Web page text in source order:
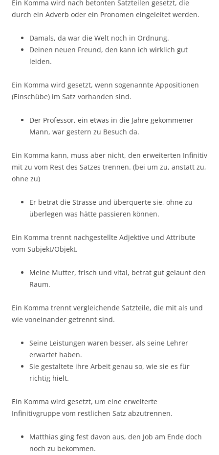
Ein Komma wird nach betonten Satzteilen gesetzt, die
durch ein Adverb oder ein Pronomen eingeleitet werden.
Damals, da war die Welt noch in Ordnung.
Deinen neuen Freund, den kann ich wirklich gut
leiden.
Ein Komma wird gesetzt, wenn sogenannte Appositionen
(Einschübe) im Satz vorhanden sind.
Der Professor, ein etwas in die Jahre gekommener
Mann, war gestern zu Besuch da.
Ein Komma kann, muss aber nicht, den erweiterten Infinitiv
mit zu vom Rest des Satzes trennen. (bei um zu, anstatt zu,
ohne zu)
Er betrat die Strasse und überquerte sie, ohne zu
überlegen was hätte passieren können.
Ein Komma trennt nachgestellte Adjektive und Attribute
vom Subjekt/Objekt.
Meine Mutter, frisch und vital, betrat gut gelaunt den
Raum.
Ein Komma trennt vergleichende Satzteile, die mit als und
wie voneinander getrennt sind.
Seine Leistungen waren besser, als seine Lehrer
erwartet haben.
Sie gestaltete ihre Arbeit genau so, wie sie es für
richtig hielt.
Ein Komma wird gesetzt, um eine erweiterte
Infinitivgruppe vom restlichen Satz abzutrennen.
Matthias ging fest davon aus, den Job am Ende doch
noch zu bekommen.